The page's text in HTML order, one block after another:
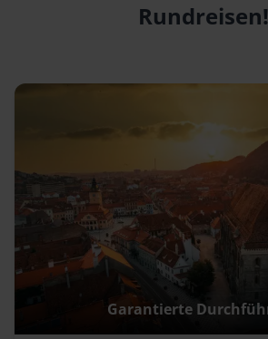
Rundreisen!
Garantierte